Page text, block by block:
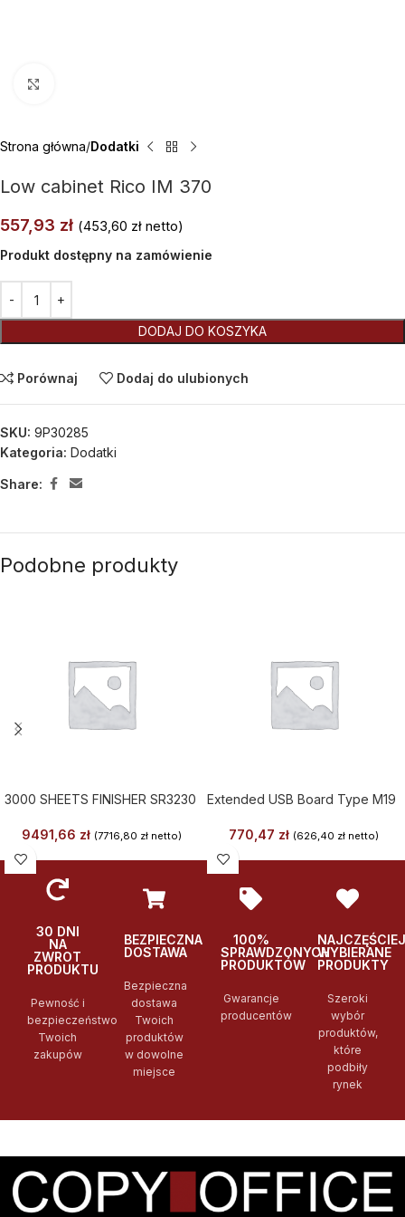
Strona główna Dodatki
Low cabinet Rico IM 370
557,93 zł (453,60 zł netto)
Produkt dostępny na zamówienie
DODAJ DO KOSZYKA
Porównaj Dodaj do ulubionych
SKU: 9P30285
Kategoria: Dodatki
Share:
Podobne produkty
3000 SHEETS FINISHER SR3230
9491,66 zł (7716,80 złnetto)
Extended USB Board Type M19
770,47 zł (626,40 zł netto)
30 DNI
NA
ZWROT
PRODUKTU
Pewność i
bezpieczeństwo
Twoich
zakupów
BEZPIECZNA
DOSTAWA
Bezpieczna
dostawa
Twoich
produktów
w dowolne
miejsce
100%
SPRAWDZONYCH
PRODUKTÓW
Gwarancje
producentów
NAJCZĘŚCIEJ
WYBIERANE
PRODUKTY
Szeroki
wybór
produktów,
które
podbiły
rynek